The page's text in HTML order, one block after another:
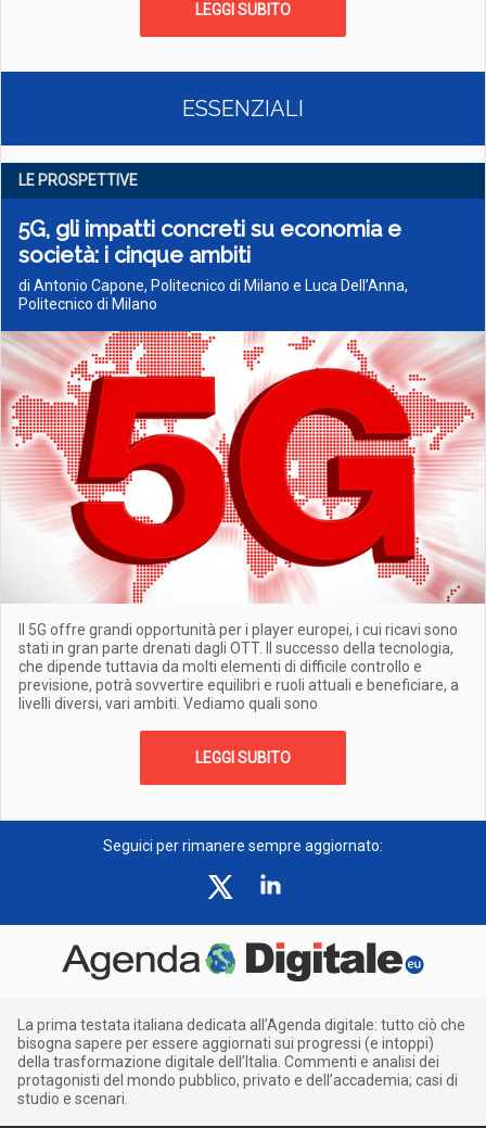
LEGGI SUBITO
ESSENZIALI
LE PROSPETTIVE
5G, gli impatti concreti su economia e
società: i cinque ambiti
di Antonio Capone, Politecnico di Milano e Luca Dell’Anna,
Politecnico di Milano
Il 5G offre grandi opportunità per i player europei, i cui ricavi sono
stati in gran parte drenati dagli OTT. Il successo della tecnologia,
che dipende tuttavia da molti elementi di difficile controllo e
previsione, potrà sovvertire equilibri e ruoli attuali e beneficiare, a
livelli diversi, vari ambiti. Vediamo quali sono
LEGGI SUBITO
Seguici per rimanere sempre aggiornato:
La prima testata italiana dedicata all’Agenda digitale: tutto ciò che
bisogna sapere per essere aggiornati sui progressi (e intoppi)
della trasformazione digitale dell’Italia. Commenti e analisi dei
protagonisti del mondo pubblico, privato e dell’accademia; casi di
studio e scenari.